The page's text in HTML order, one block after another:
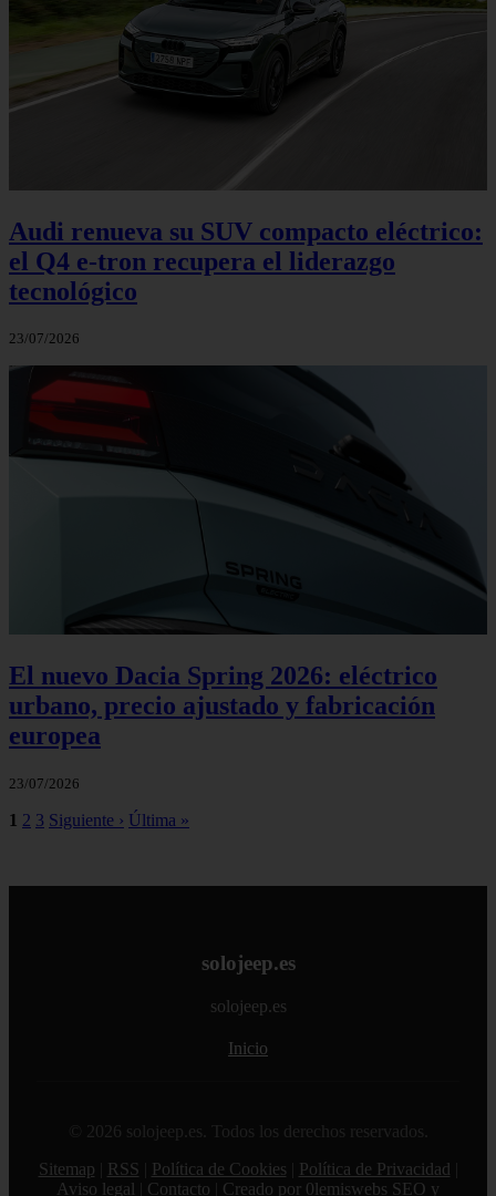
Audi renueva su SUV compacto eléctrico:
el Q4 e‑tron recupera el liderazgo
tecnológico
23/07/2026
El nuevo Dacia Spring 2026: eléctrico
urbano, precio ajustado y fabricación
europea
23/07/2026
1 2 3 Siguiente › Última »
solojeep.es
solojeep.es
Inicio
© 2026 solojeep.es. Todos los derechos reservados.
Sitemap
RSS Política de Cookies Política de Privacidad
Aviso legal
Contacto Creado por 0lemiswebs SEO y